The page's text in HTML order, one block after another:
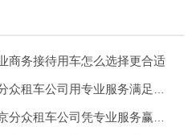
商务接待用车怎么选择更合适